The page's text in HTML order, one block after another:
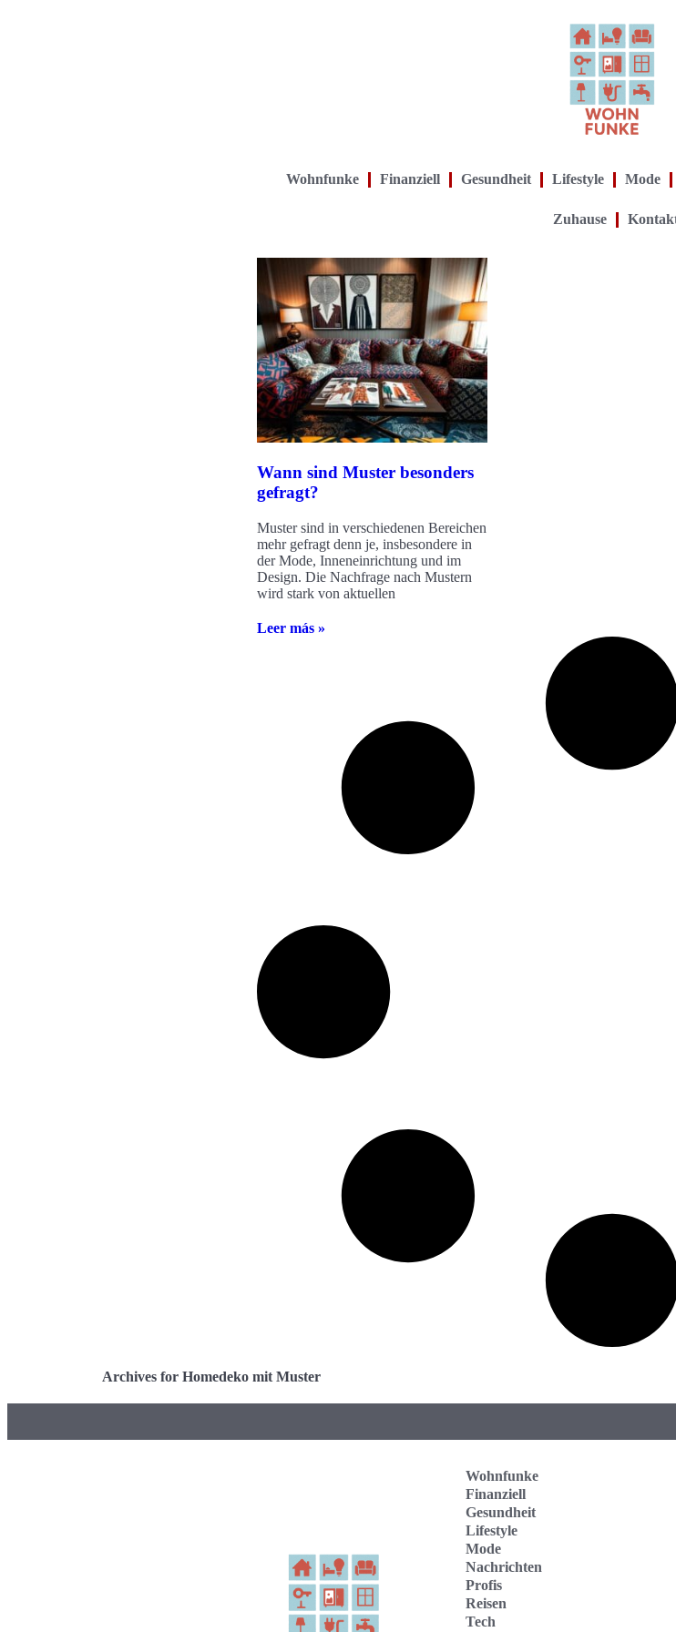
Wohnfunke Finanziell Gesundheit Lifestyle Mode
Zuhause
Wann sind Muster besonders
gefragt?
Muster sind in verschiedenen Bereichen
mehr gefragt denn je, insbesondere in
der Mode, Inneneinrichtung und im
Design. Die Nachfrage nach Mustern
wird stark von aktuellen
Leer más »
Archives for Homedeko mit Muster
Wohnfunke
Finanziell
Gesundheit
Lifestyle
Mode
Nachrichten
Profis
Reisen
Tech